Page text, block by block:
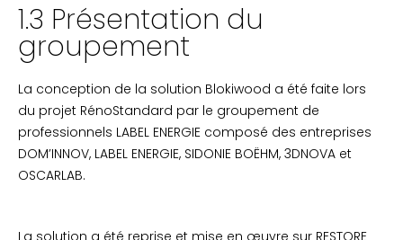
1.3 Présentation du
groupement
La conception de la solution Blokiwood a été faite lors
du projet RénoStandard par le groupement de
professionnels LABEL ENERGIE composé des entreprises
DOM’INNOV, LABEL ENERGIE, SIDONIE BOËHM, 3DNOVA et
OSCARLAB.
La solution a été reprise et mise en œuvre sur RESTORE